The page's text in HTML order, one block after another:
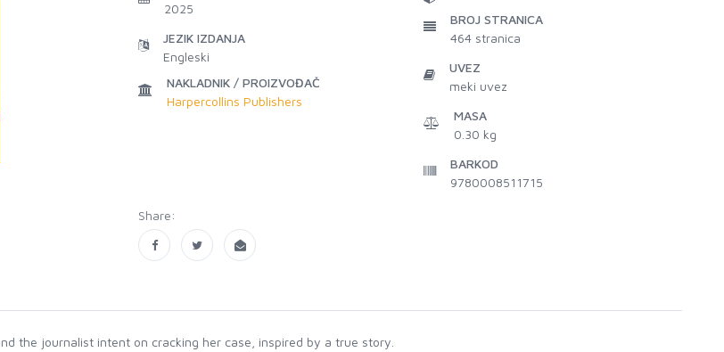
2025
JEZIK IZDANJA
Engleski
NAKLADNIK / PROIZVOĐAČ
Harpercollins Publishers
BROJ STRANICA
464 stranica
UVEZ
meki uvez
MASA
0.30 kg
BARKOD
9780008511715
Share:
the journalist intent on cracking her case, inspired by a true story.